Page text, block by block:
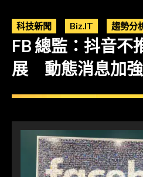
科技新聞 Biz.IT 趨勢分
FB 總監：抖音不
展 動態消息加強